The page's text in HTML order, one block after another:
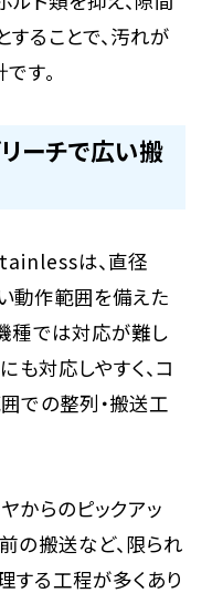
ることで、汚れが
す。
ーチで広い搬
は、直径
動作範囲を備えた
種では対応が難し
対応しやすく、コ
での整列・搬送工
からのピックアッ
の搬送など、限られ
する工程が多くあり